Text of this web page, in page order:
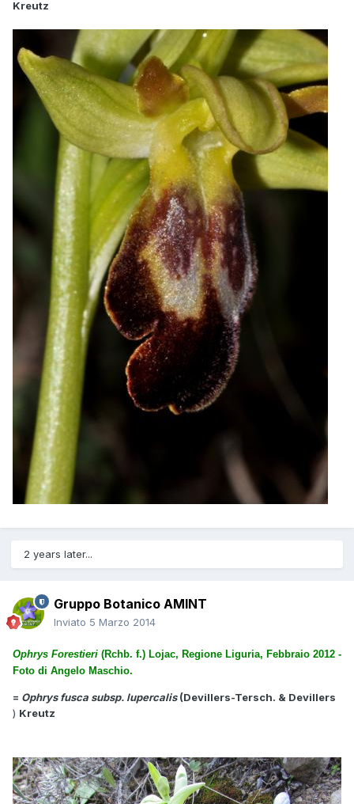
Kreutz
2 years later...
Gruppo Botanico AMINT
Inviato 5 Marzo 2014
Ophrys Forestieri (Rchb. f.) Lojac, Regione Liguria, Febbraio 2012 -
Foto di Angelo Maschio.
= Ophrys fusca subsp. lupercalis(Devillers-Tersch. & Devillers
) Kreutz